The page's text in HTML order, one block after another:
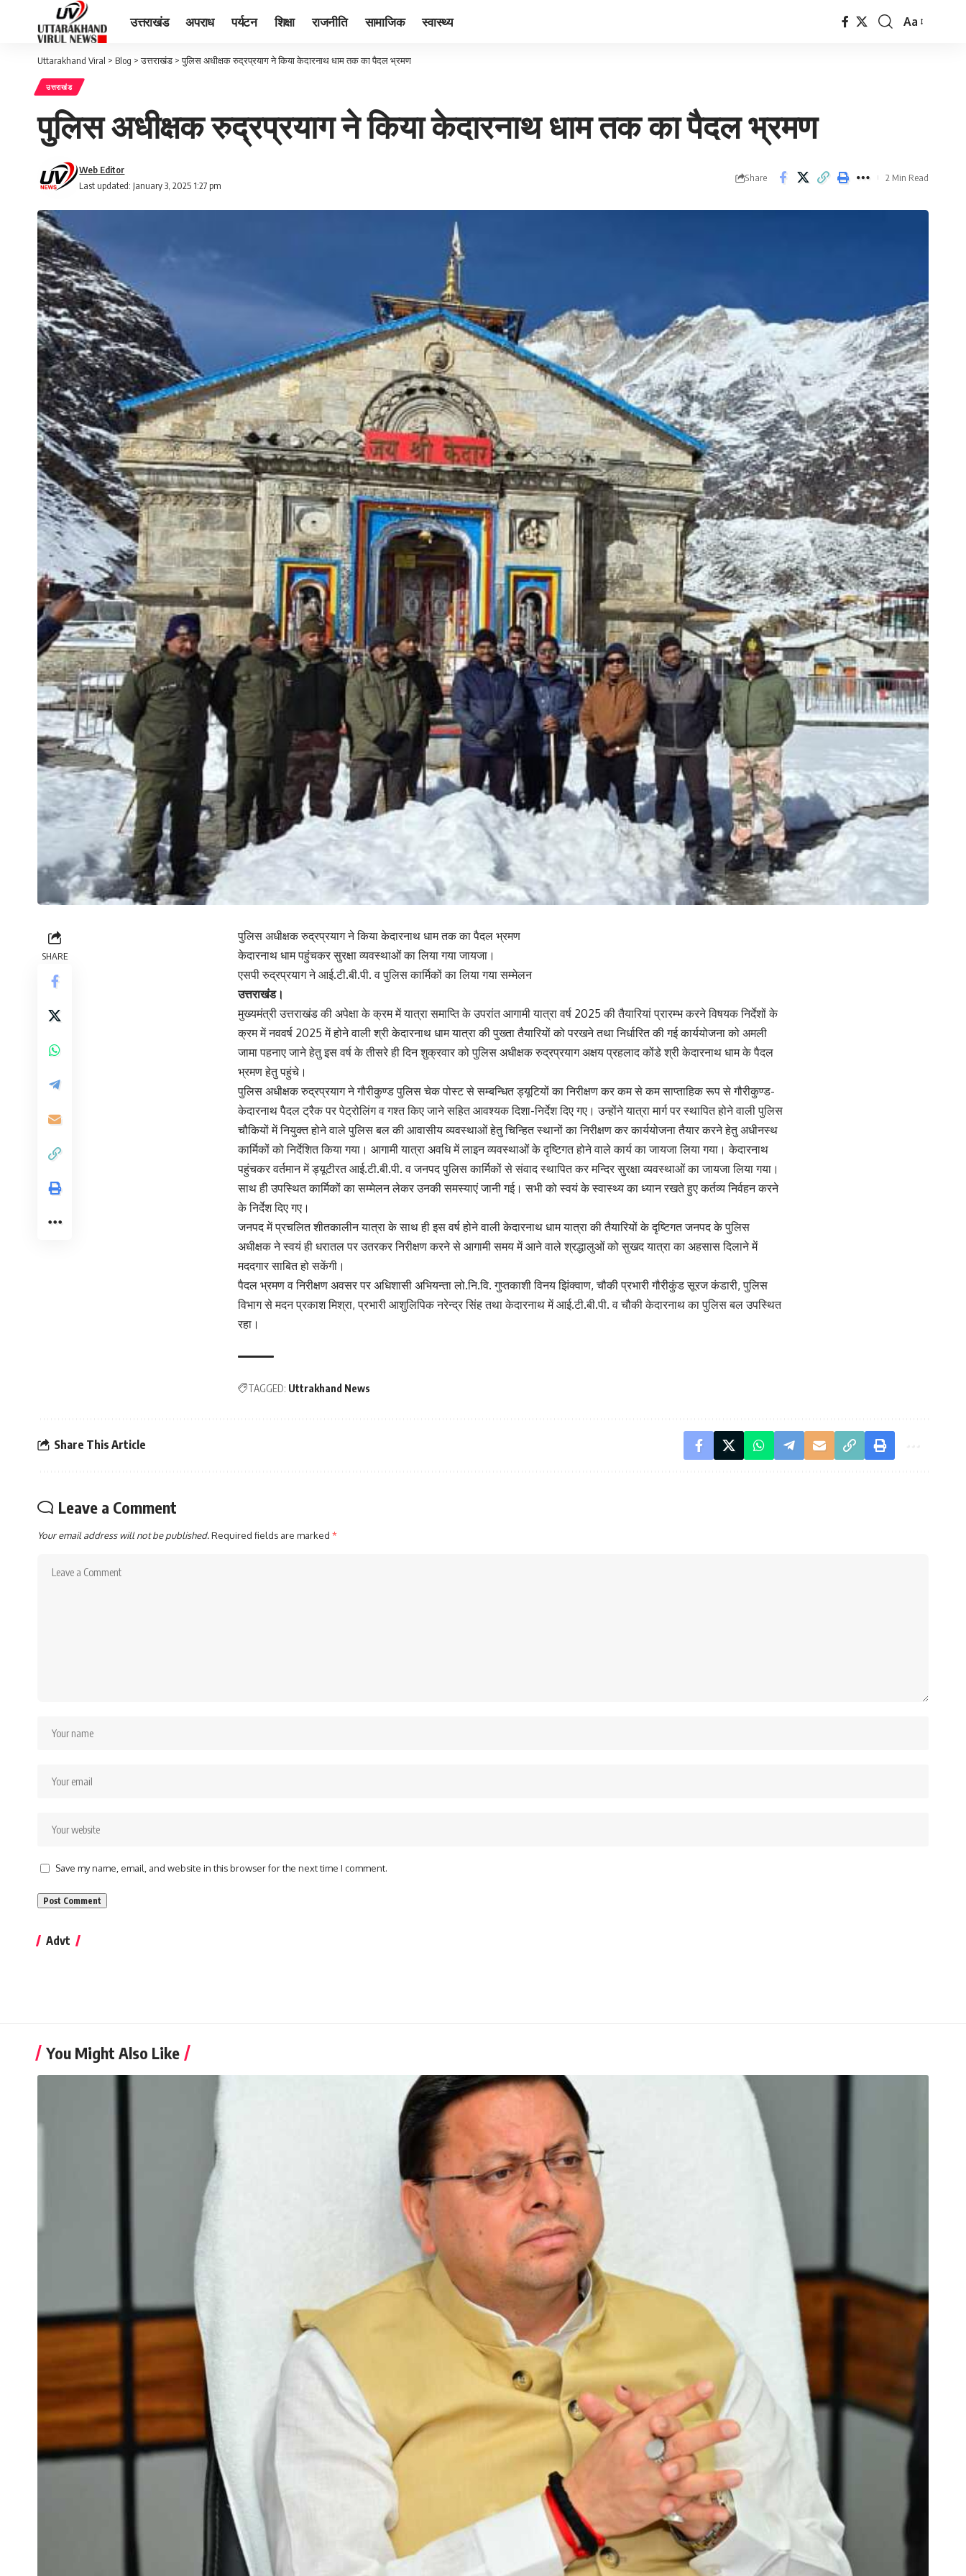
उत्तराखंड अपराध पर्यटन शिक्षा राजनीति सामाजिक स्वास्थ्य
Font
Aa
Uttarakhand Viral > Blog >उत्तराखंड >पुलिस अधीक्षक रुद्रप्रयाग ने किया केदारनाथ धाम तक का पैदल भ्रमण
उत्तराखंड
पुलिस अधीक्षक रुद्रप्रयाग ने किया केदारनाथ धाम तक का पैदल भ्रमण
Last updated: January 3, 2025 1:27 pm
Web Editor
Share 2 Min Read
SHARE
पुलिस अधीक्षक रुद्रप्रयाग ने किया केदारनाथ धाम तक का पैदल भ्रमण
केदारनाथ धाम पहुंचकर सुरक्षा व्यवस्थाओं का लिया गया जायजा।
एसपी रुद्रप्रयाग ने आई.टी.बी.पी. व पुलिस कार्मिकों का लिया गया सम्मेलन
उत्तराखंड।
मुख्यमंत्री उत्तराखंड की अपेक्षा के क्रम में यात्रा समाप्ति के उपरांत आगामी यात्रा वर्ष 2025 की तैयारियां प्रारम्भ करने विषयक निर्देशों के
क्रम में नववर्ष 2025 में होने वाली श्री केदारनाथ धाम यात्रा की पुख्ता तैयारियों को परखने तथा निर्धारित की गई कार्ययोजना को अमली
जामा पहनाए जाने हेतु इस वर्ष के तीसरे ही दिन शुक्रवार को पुलिस अधीक्षक रुद्रप्रयाग अक्षय प्रहलाद कोंडे श्री केदारनाथ धाम के पैदल
भ्रमण हेतु पहुंचे।
पुलिस अधीक्षक रुद्रप्रयाग ने गौरीकुण्ड पुलिस चेक पोस्ट से सम्बन्धित ड्यूटियों का निरीक्षण कर कम से कम साप्ताहिक रूप से गौरीकुण्ड-
केदारनाथ पैदल ट्रैक पर पेट्रोलिंग व गश्त किए जाने सहित आवश्यक दिशा-निर्देश दिए गए। उन्होंने यात्रा मार्ग पर स्थापित होने वाली पुलिस
चौकियों में नियुक्त होने वाले पुलिस बल की आवासीय व्यवस्थाओं हेतु चिन्हित स्थानों का निरीक्षण कर कार्ययोजना तैयार करने हेतु अधीनस्थ
कार्मिकों को निर्देशित किया गया। आगामी यात्रा अवधि में लाइन व्यवस्थाओं के दृष्टिगत होने वाले कार्य का जायजा लिया गया। केदारनाथ
पहुंचकर वर्तमान में ड्यूटीरत आई.टी.बी.पी. व जनपद पुलिस कार्मिकों से संवाद स्थापित कर मन्दिर सुरक्षा व्यवस्थाओं का जायजा लिया गया।
साथ ही उपस्थित कार्मिकों का सम्मेलन लेकर उनकी समस्याएं जानी गई। सभी को स्वयं के स्वास्थ्य का ध्यान रखते हुए कर्तव्य निर्वहन करने
के निर्देश दिए गए।
जनपद में प्रचलित शीतकालीन यात्रा के साथ ही इस वर्ष होने वाली केदारनाथ धाम यात्रा की तैयारियों के दृष्टिगत जनपद के पुलिस
अधीक्षक ने स्वयं ही धरातल पर उतरकर निरीक्षण करने से आगामी समय में आने वाले श्रद्धालुओं को सुखद यात्रा का अहसास दिलाने में
मददगार साबित हो सकेंगी।
पैदल भ्रमण व निरीक्षण अवसर पर अधिशासी अभियन्ता लो.नि.वि. गुप्तकाशी विनय झिंक्वाण, चौकी प्रभारी गौरीकुंड सूरज कंडारी, पुलिस
विभाग से मदन प्रकाश मिश्रा, प्रभारी आशुलिपिक नरेन्द्र सिंह तथा केदारनाथ में आई.टी.बी.पी. व चौकी केदारनाथ का पुलिस बल उपस्थित
रहा।
TAGGED: Uttrakhand News
Share This Article
Leave a Comment
Your email address will not be published.Required fields are marked *
Save my name, email, and website in this browser for the next time I comment.
Advt
You Might Also Like